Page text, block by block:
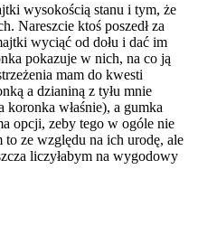
wysokością stanu i tym, że
Nareszcie ktoś poszedł za
wyciąć od dołu i dać im
pokazuje w nich, na co ją
mam do kwesti
a dzianiną z tyłu mnie
koronka właśnie), a gumka
opcji, zeby tego w ogóle nie
to ze względu na ich urodę, ale
liczyłabym na wygodowy